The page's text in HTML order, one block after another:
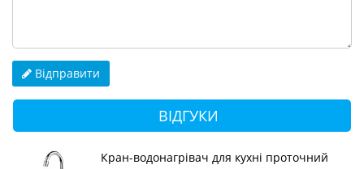
Відправити
ВІДГУКИ
Кран-водонагрівач для кухні проточний